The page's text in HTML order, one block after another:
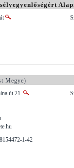
Megye)
út 21.
1-42